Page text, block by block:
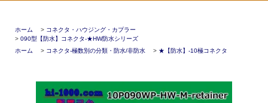
ホーム > コネクタ・ハウジング・カプラー
> 090型【防水】コネクタ-★HW防水シリーズ
ホーム
> コネクタ-極数別の分類・防水/非防水 > ★【防水】-10極コネクタ